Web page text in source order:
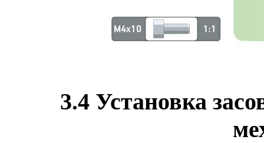
3.4 Установка